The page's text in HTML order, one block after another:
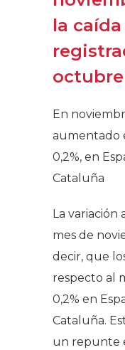
la
octubre
En
aumentado
0,2%, en
Cataluña
La variación
mes de
decir, que
respecto al
0,2% en
Cataluña.
un repunte